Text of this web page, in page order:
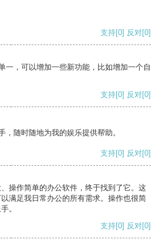
支持[0] 反对[0]
一，可以增加一些新功能，比如增加一个自
支持[0] 反对[0]
，随时随地为我的娱乐提供帮助。
支持[0] 反对[0]
操作简单的办公软件，终于找到了它。这
满足我日常办公的所有需求。操作也很简
。
支持[0] 反对[0]